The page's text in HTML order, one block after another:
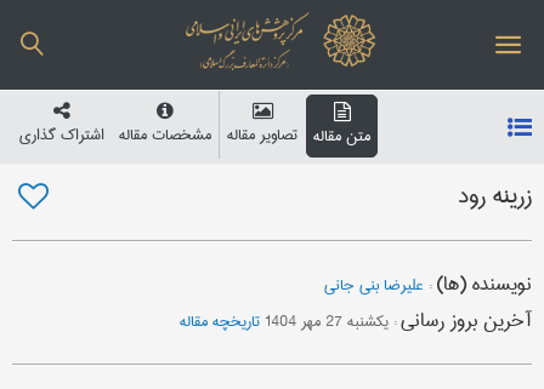
متن مقاله تصاویر مقاله مشخصات مقاله اشتراک گذاری
زرینه رود
نویسنده (ها): علیرضا بنی جانی
آخرین بروز رسانی: یکشنبه 27 مهر 1404 تاریخچه مقاله